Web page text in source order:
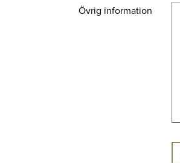
Övrig information